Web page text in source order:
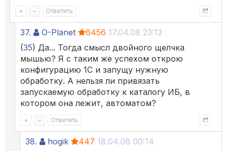
+ – Ответить
37. O-Planet 6456 17.04.08 23:13
(35) Да... Тогда смысл двойного щелчка
мышью? Я с таким же успехом открою
конфигурацию 1С и запущу нужную
обработку. А нельзя ли привязать
запускаемую обработку к каталогу ИБ, в
котором она лежит, автоматом?
+ – Ответить
38. hogik 447 18.04.08 00:14